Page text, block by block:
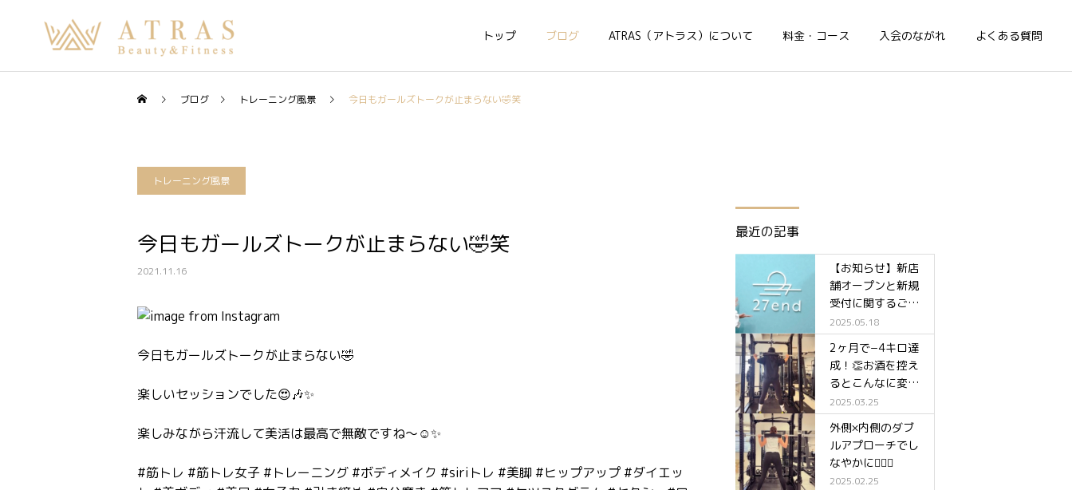
トップ ブログ ATRAS（アトラス）について 料金・コース 入会のながれ よくある質問
ブログ トレーニング風景 今日もガールズトークが止まらない🤣笑
トレーニング風景
今日もガールズトークが止まらない🤣笑
2021.11.16
今日もガールズトークが止まらない🤣
楽しいセッションでした😍🎶✨
楽しみながら汗流して美活は最高で無敵ですね〜☺️✨
#筋トレ #筋トレ女子 #トレーニング #ボディメイク #siriトレ #美脚 #ヒップアップ #ダイエッ
最近の記事
【お知らせ】新店
舗オープンと新規
受付に関するご案
内✨
2025.05.18
2ヶ月で−4キロ達
成！👏お酒を控え
るとこんなに変わ
る✨
2025.03.25
外側×内側のダブ
ルアプローチでし
なやかに🧘‍♀️✨
2025.02.25